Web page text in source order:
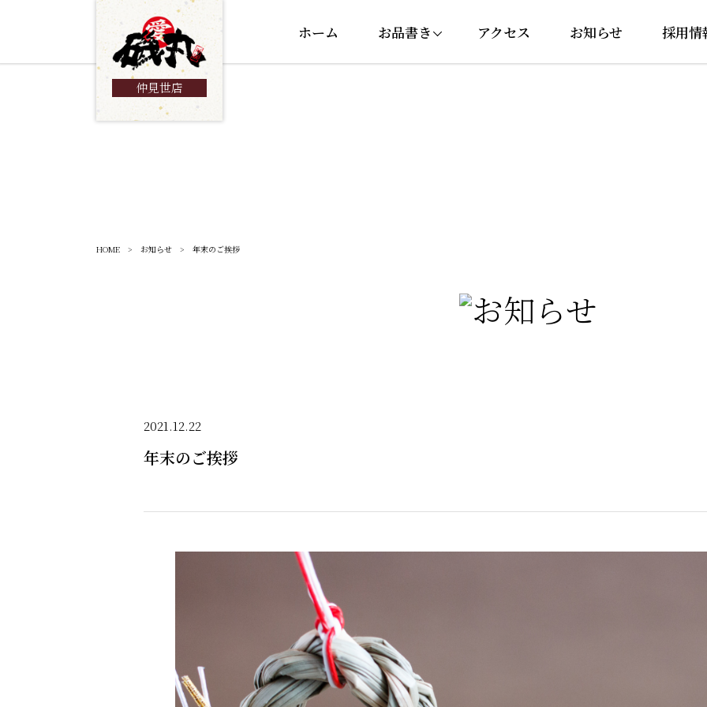
仲見世店
ホーム お品書き アクセス お知らせ 採用情
HOME > お知らせ > 年末のご挨拶
2021.12.22
年末のご挨拶